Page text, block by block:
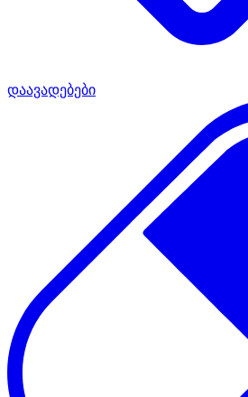
დაავადებები